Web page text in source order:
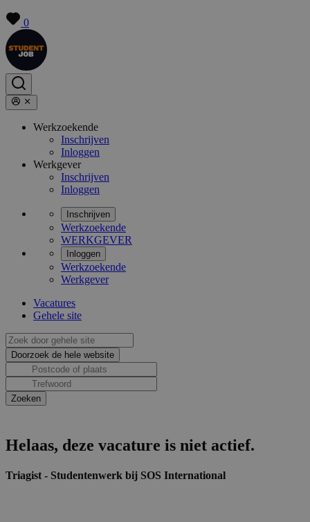
0
Werkzoekende
Inschrijven
Inloggen
Werkgever
Inschrijven
Inloggen
Inschrijven
Werkzoekende
WERKGEVER
Inloggen
Werkzoekende
Werkgever
Vacatures
Gehele site
Helaas, deze vacature is niet actief.
Triagist - Studentenwerk bij SOS International